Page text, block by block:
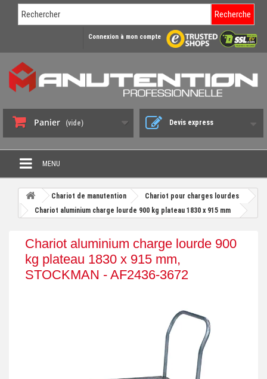
Recherche
Connexion à mon compte
Panier (vide) Devis express
MENU
PROMO DÉSTOCKAGE
CHARIOT DE MANUTENTION
BENNE BASCULANTE
Chariot de manutention
Chariot pour charges lourdes
Chariot aluminium charge lourde 900 kg plateau 1830 x 915 mm
Chariot aluminium charge lourde 900
kg plateau 1830 x 915 mm,
STOCKMAN - AF2436-3672